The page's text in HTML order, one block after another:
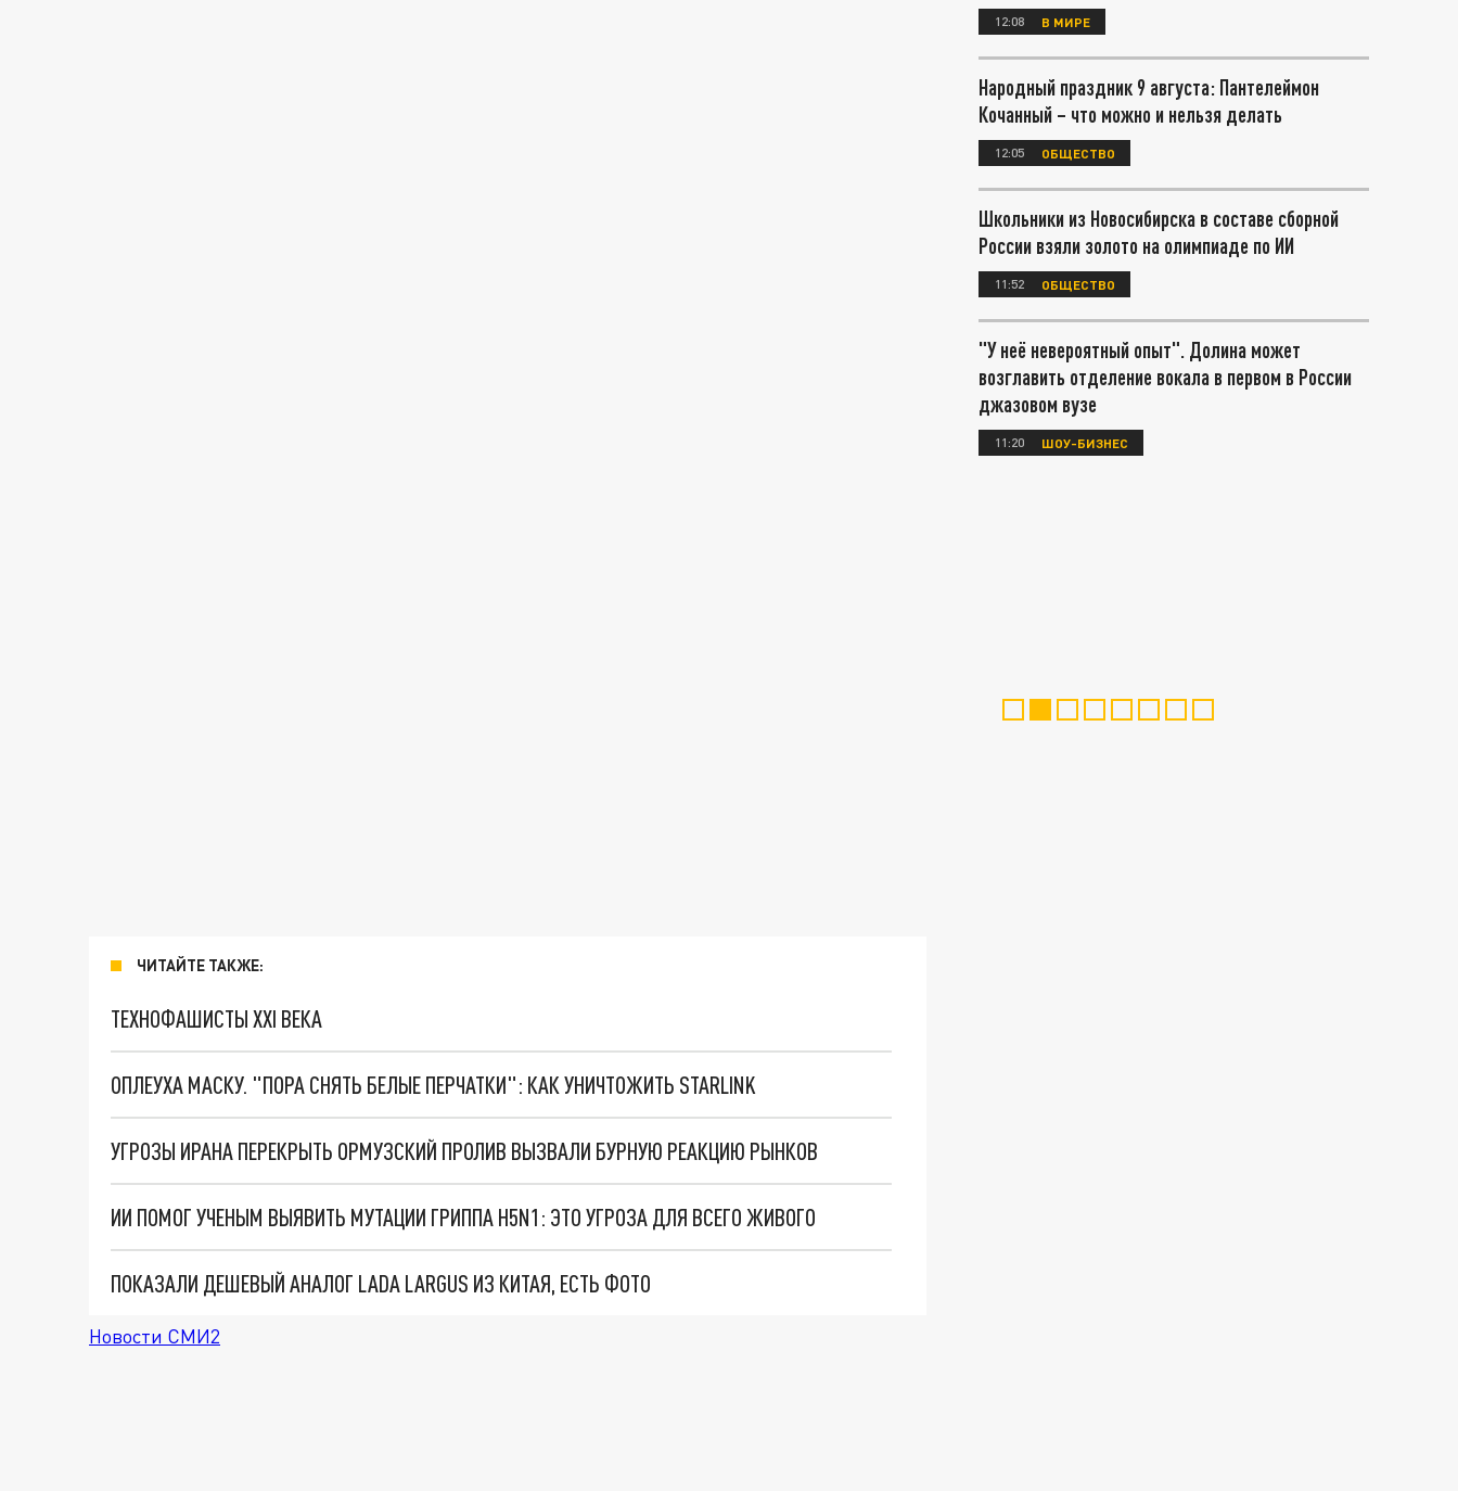
ЧИТАЙТЕ ТАКЖЕ:
ТЕХНОФАШИСТЫ XXI ВЕКА
ОПЛЕУХА МАСКУ. "ПОРА СНЯТЬ БЕЛЫЕ ПЕРЧАТКИ": КАК УНИЧТОЖИТЬ STARLINK
УГРОЗЫ ИРАНА ПЕРЕКРЫТЬ ОРМУЗСКИЙ ПРОЛИВ ВЫЗВАЛИ БУРНУЮ РЕАКЦИЮ РЫНКОВ
ИИ ПОМОГ УЧЕНЫМ ВЫЯВИТЬ МУТАЦИИ ГРИППА H5N1: ЭТО УГРОЗА ДЛЯ ВСЕГО ЖИВОГО
ПОКАЗАЛИ ДЕШЕВЫЙ АНАЛОГ LADA LARGUS ИЗ КИТАЯ, ЕСТЬ ФОТО
Новости СМИ2
12:08 В МИРЕ
Народный праздник 9 августа: Пантелеймон
Кочанный – что можно и нельзя делать
12:05 ОБЩЕСТВО
Школьники из Новосибирска в составе сборной
России взяли золото на олимпиаде по ИИ
11:52 ОБЩЕСТВО
"У неё невероятный опыт". Долина может
возглавить отделение вокала в первом в России
джазовом вузе
11:20 ШОУ-БИЗНЕС